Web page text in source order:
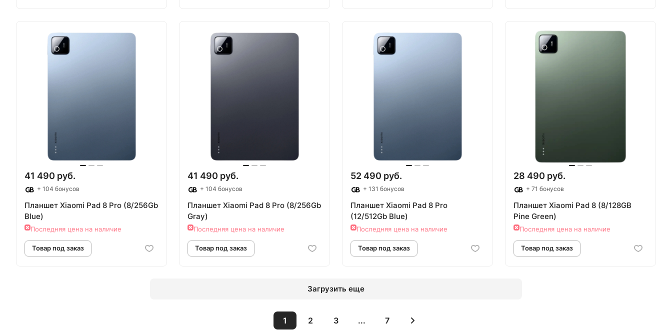
Товар под заказ Товар под заказ
41 490 руб.
+ 104 бонусов
Планшет Xiaomi Pad 8 Pro (8/256Gb
Blue)
Последняя цена на наличие
41 490 руб.
+ 104 бонусов
Планшет Xiaomi Pad 8 Pro (8/256Gb
Gray)
Последняя цена на наличие
52 490 руб.
+ 131 бонусов
Планшет Xiaomi Pad 8 Pro
(12/512Gb Blue)
Последняя цена на наличие
28 490 руб.
+ 71 бонусов
Планшет Xiaomi Pad 8 (8/128GB
Pine Green)
Последняя цена на наличие
Загрузить еще
1 2 3 ... 7